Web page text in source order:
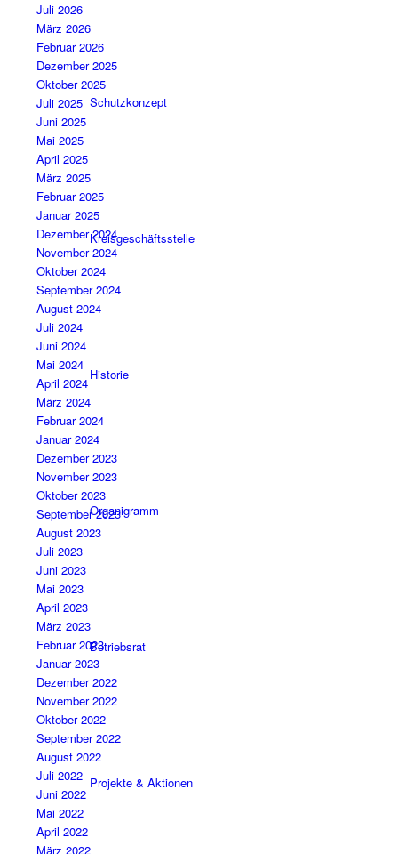
Schutzkonzept
Kreisgeschäftsstelle
Historie
Organigramm
Betriebsrat
Projekte & Aktionen
Juli 2026
März 2026
Februar 2026
Dezember 2025
Oktober 2025
Juli 2025
Juni 2025
Mai 2025
April 2025
März 2025
Februar 2025
Januar 2025
Dezember 2024
November 2024
Oktober 2024
September 2024
August 2024
Juli 2024
Juni 2024
Mai 2024
April 2024
März 2024
Februar 2024
Januar 2024
Dezember 2023
November 2023
Oktober 2023
September 2023
August 2023
Juli 2023
Juni 2023
Mai 2023
April 2023
März 2023
Februar 2023
Januar 2023
Dezember 2022
November 2022
Oktober 2022
September 2022
August 2022
Juli 2022
Juni 2022
Mai 2022
April 2022
März 2022